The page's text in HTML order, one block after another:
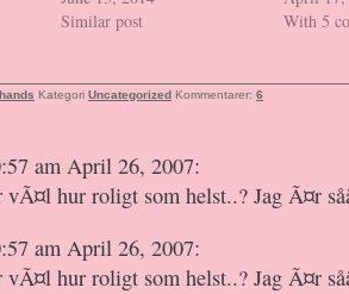
Similar post
With 5
Kategori Uncategorized Kommentarer: 6
am April 26, 2007:
vÃ¤l hur roligt som helst..? Jag Ã¤r
am April 26, 2007:
vÃ¤l hur roligt som helst..? Jag Ã¤r